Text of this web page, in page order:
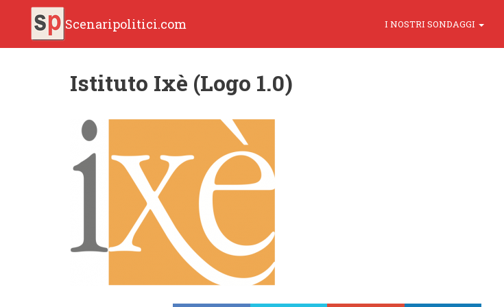
Scenaripolitici.com I NOSTRI SONDAGGI
Istituto Ixè (Logo 1.0)